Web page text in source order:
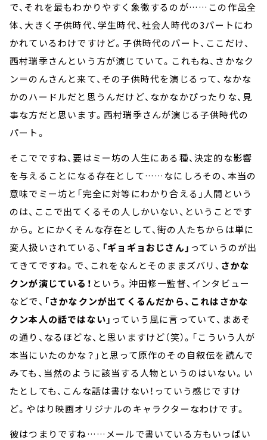
で、それを最もわかりやすく象徴するのが……この作品全
体、大きく子供時代、学生時代、社会人時代の3パートにわ
かれているわけですけど。子供時代のパート、ここだけ、
西村瑞季さんという方が演じていて。これもね、さかなク
ン＝のんさんと来て、その子供時代を演じるって、なかな
かのハードルだと思うんだけど、なかなかぴったりな、見
事な方だと思います。西村瑞季さんが演じる子供時代の
パート。
そこでですね、要はミー坊の人生にある種、決定的な影響
を与えることになる存在として……なにしろその、本当の
意味でミー坊と「完全に対等にわかり合える」人間という
のは、ここで出てくるその人しかいない、ということです
から。とにかくそんな存在として、街の人たちからは単に
変人扱いされている、 「ギョギョおじさん」 っていうのが出
てきてですね。で、これをなんとそのままズバリ、 さかな
クンが演じている！ という。沖田修一監督、インタビュー
などで、 「さかなクンが出てくるんだから、これはさかな
クン本人の話ではない」 っていう風に言っていて、まあそ
の通り、なるほどな、と思いますけど（笑）。「こういう人が
本当にいたのかな？」と思って原作のその自叙伝を読んで
みても、当然のように該当する人物というのはいない。い
たとしても、こんな話は書けない！っていう感じですけ
ど。やはり映画オリジナルのキャラクターなわけです。
彼はつまりですね……メールで書いている方もいっぱい